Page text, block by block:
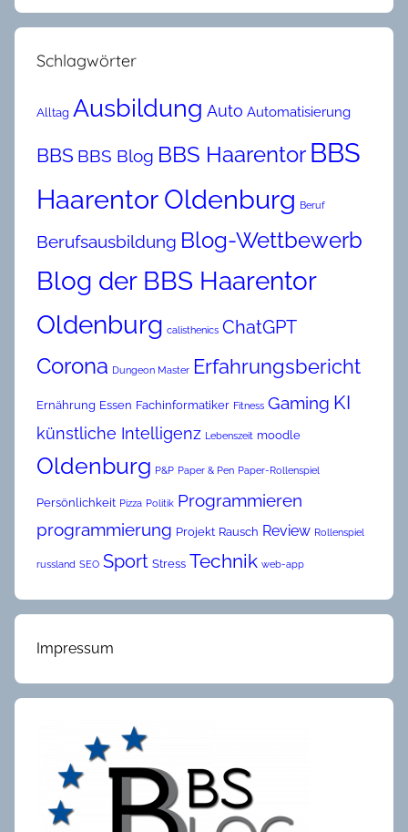
Schlagwörter
Alltag Ausbildung Auto Automatisierung
BBS BBS Blog BBS Haarentor BBS
Haarentor Oldenburg Beruf
Berufsausbildung Blog-Wettbewerb
Blog der BBS Haarentor
Oldenburg calisthenics ChatGPT
Corona Dungeon Master Erfahrungsbericht
Ernährung Essen Fachinformatiker Fitness Gaming KI
künstliche Intelligenz Lebenszeit moodle
Oldenburg P&P Paper & Pen Paper-Rollenspiel
Persönlichkeit Pizza Politik Programmieren
programmierung Projekt Rausch Review Rollenspiel
russland SEO Sport Stress Technik web-app
Impressum